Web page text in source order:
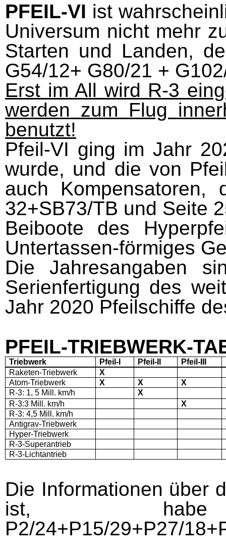
PFEIL-VI ist
Universum nicht mehr
Starten und Landen,
G54/12+ G80/21 +
Erst im All wird R-3
werden zum Flug
benutzt!
Pfeil-VI ging im Jahr
wurde, und die von
auch Kompensatoren,
32+SB73/TB und Seite
Beiboote des
Untertassen-förmiges
Die Jahresangaben
Serienfertigung des
Jahr 2020 Pfeilschiffe
PFEIL-TRIEBWERK-
Triebwerk Pfeil- Pfeil- Pfeil-
Raketen-Triebwerk
X
Atom-Triebwerk
X X X
R-3: 1, 5 Mill. km/h
X
R-3:3 Mill. km/h
X
R-3: 4,5 Mill. km/h
Antigrav-Triebwerk
Hyper-Triebwerk
R-3-Superantrieb
R-3-Lichtantrieb
Die Informationen über
ist,
P2/24+P15/29+P27/